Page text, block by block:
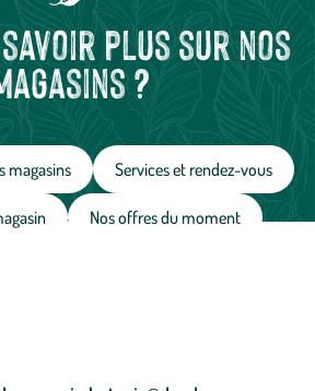
savoir plus sur nos
?
magasins Services et rendez-vous
Nos offres du moment